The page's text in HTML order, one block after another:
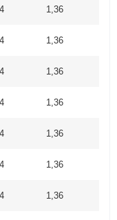
1,36
1,36
1,36
1,36
1,36
1,36
1,36